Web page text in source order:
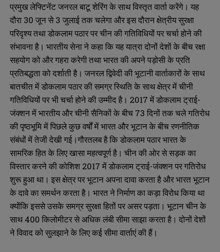
प्रमुख लेफ्टिनेंट जनरल बाटू शेरिंग के साथ विस्तृत वार्ता करेंगे। यह
दौरा 30 जून से 3 जुलाई तक चलेगा और इस दौरान क्षेत्रीय सुरक्षा
परिदृश्य तथा डोकलाम पठार पर चीन की गतिविधियों पर चर्चा होने की
संभावना है। भारतीय सेना ने कहा कि यह यात्रा दोनों देशों के बीच रक्षा
सहयोग को और गहरा करेगी तथा भारत की अपने पड़ोसी के प्रति
प्रतिबद्धता को दर्शाती है। जनरल द्विवेदी की भूटानी वार्ताकारों के साथ
बातचीत में डोकलाम पठार की समग्र स्थिति के साथ क्षेत्र में चीनी
गतिविधियों पर भी चर्चा होने की उम्मीद है। 2017 में डोकलाम ट्राई-
जंक्शन में भारतीय और चीनी सैनिकों के बीच 73 दिनों तक चले गतिरोध
की पृष्ठभूमि में पिछले कुछ वर्षों में भारत और भूटान के बीच रणनीतिक
संबंधों में तेजी देखी गई।गौरतलब है कि डोकलाम पठार भारत के
सामरिक हित के लिए खासा महत्वपूर्ण है। चीन की ओर से सड़क का
विस्तार करने की कोशिश 2017 में डोकलाम ट्राई-जंक्शन पर गतिरोध
शुरू हुआ था। इस क्षेत्र पर भूटान अपना दावा करता है और भारत भूटान
के दावे का समर्थन करता है। भारत ने निर्माण का कड़ा विरोध किया था
क्योंकि इससे उसके समग्र सुरक्षा हितों पर असर पड़ता। भूटान चीन के
साथ 400 किलोमीटर से अधिक लंबी सीमा साझा करता है। दोनों देशों
ने विवाद को सुलझाने के लिए कई सीमा वार्ताएं की हैं।